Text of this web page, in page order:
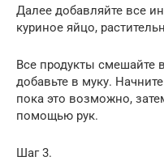
Далее добавляйте все
куриное яйцо,
Все продукты смешайте
добавьте в муку.
пока это возможно,
помощью рук.
Шаг 3.